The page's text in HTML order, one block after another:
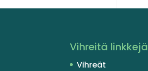
Vihreitä linkkejä
Vihreät